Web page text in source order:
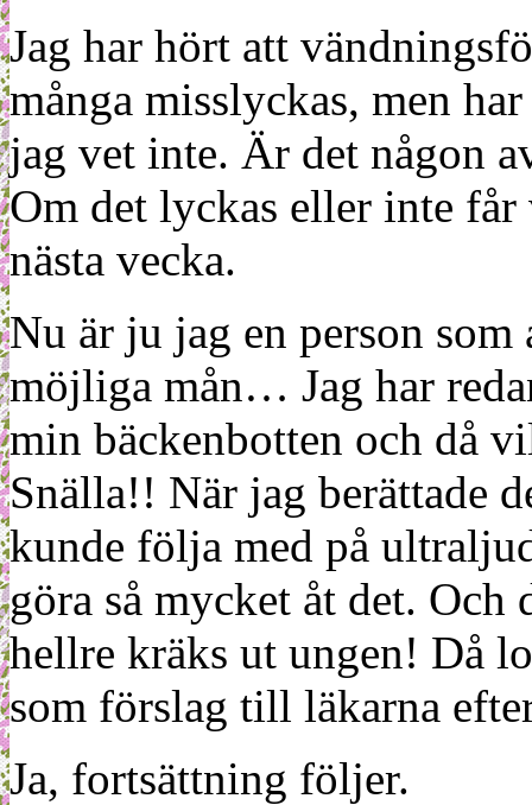
Jag har hört att
många misslyckas, men
jag vet inte. Är det någon
Om det lyckas eller inte
nästa vecka.
Nu är ju jag en person
möjliga mån… Jag har
min bäckenbotten och då
Snälla!! När jag berättade
kunde följa med på
göra så mycket åt det.
hellre kräks ut ungen! Då
som förslag till läkarna
Ja, fortsättning följer.